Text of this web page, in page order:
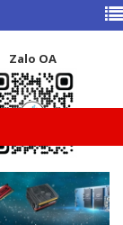
Zalo OA
KIỆN DESKTOP